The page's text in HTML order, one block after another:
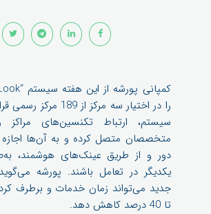
را در اختیار سه مرکز از
سیستم، ارتباط تکنسین‌های
متخصصان متصل کرده و به آن‌ها اجازه
دور و از طریق عینک‌های هوشمند،
یکدیگر در تعامل باشند. پورشه
جدید می‌تواند زمان خدمات و برطرف
تا 40 درصد کاهش دهد.